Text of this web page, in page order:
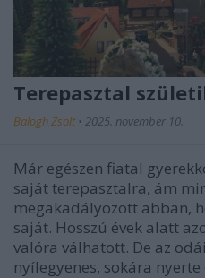
Terepasztal
Balogh Zsolt • 2025. november 10.
Már egészen fiatal
saját terepasztalra, ám
megakadályozott abban,
saját. Hosszú évek alatt
valóra válhatott. De az
nyílegyenes, sokára